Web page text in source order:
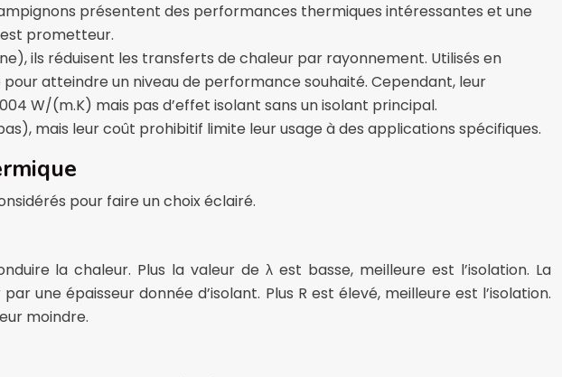
présentent des performances thermiques intéressantes et une
prometteur.
ils réduisent les transferts de chaleur par rayonnement. Utilisés en
atteindre un niveau de performance souhaité. Cependant, leur
W/(m.K) mais pas d’effet isolant sans un isolant principal.
mais leur coût prohibitif limite leur usage à des applications spécifiques.
pour faire un choix éclairé.
la chaleur. Plus la valeur de λ est basse, meilleure est l’isolation. La
une épaisseur donnée d’isolant. Plus R est élevé, meilleure est l’isolation.
moindre.